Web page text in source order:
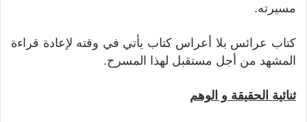
مسيرته.
كتاب عرائس بلا أعراس كتاب يأتي في وقته لإعادة قراءة
المشهد من أجل مستقبل لهذا المسرح.
ثنائية الحقيقة و الوهم